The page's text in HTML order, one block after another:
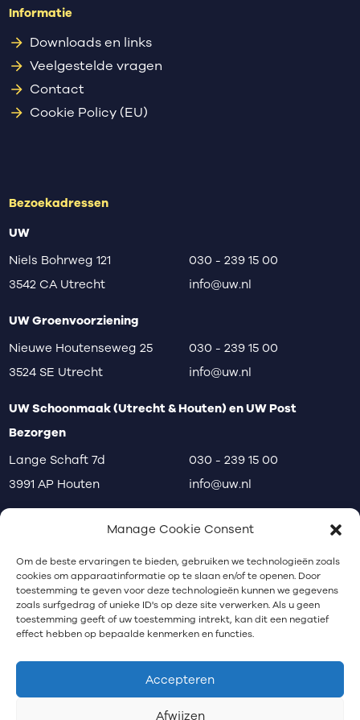
Manage Cookie Consent
Om de beste ervaringen te bieden, gebruiken we technologieën zoals
cookies om apparaatinformatie op te slaan en/of te openen. Door
toestemming te geven voor deze technologieën kunnen we gegevens
zoals surfgedrag of unieke ID's op deze site verwerken. Als u geen
toestemming geeft of uw toestemming intrekt, kan dit een negatief
effect hebben op bepaalde kenmerken en functies.
Accepteren
Afwijzen
Informatie
Downloads en links
Veelgestelde vragen
Contact
Cookie Policy (EU)
Bezoekadressen
UW
Niels Bohrweg 121
3542 CA Utrecht
030 - 239 15 00
info@uw.nl
UW Groenvoorziening
Nieuwe Houtenseweg 25
3524 SE Utrecht
030 - 239 15 00
info@uw.nl
UW Schoonmaak (Utrecht & Houten) en UW Post
Bezorgen
Lange Schaft 7d
3991 AP Houten
030 - 239 15 00
info@uw.nl
privacy
klachten
Nieuwsbrief
Schrijf je in voor onze nieuwsbrief.